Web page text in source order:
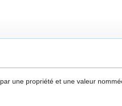
une propriété et une valeur